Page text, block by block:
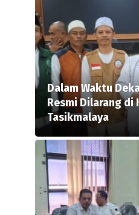
Dalam Waktu
Resmi Dilarang di
Tasikmalaya